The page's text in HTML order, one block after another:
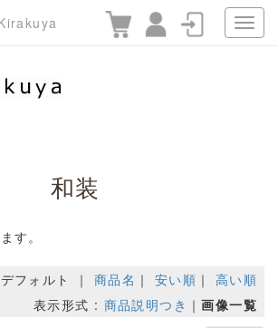
和装
す。
フォルト ｜ 商品名 ｜ 安い順 ｜ 高い順
表示形式 : 商品説明つき ｜画像一覧